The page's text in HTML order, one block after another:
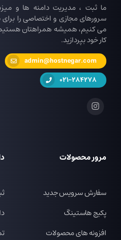
ما ثبت ، مدیریت دامنه ها و
سرورهای مجازی و اختصاصی را
می کنیم، همیشه همراهتان هستیم
کار خود بپردازید.
admin@hostnegar.com
021-284278
مرور محصولات
سفارش سرویس جدید
پکیج هاستینگ
افزونه های محصولات